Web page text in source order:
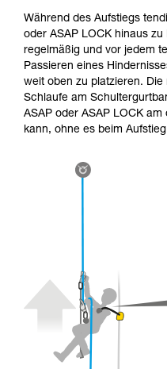
Während des Aufstiegs
oder ASAP LOCK hinaus
regelmäßig und vor jedem
Passieren eines
weit oben zu platzieren.
Schlaufe am
ASAP oder ASAP LOCK
kann, ohne es beim